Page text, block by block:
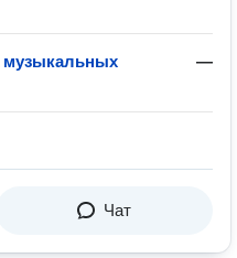
музыкальных
—
Чат